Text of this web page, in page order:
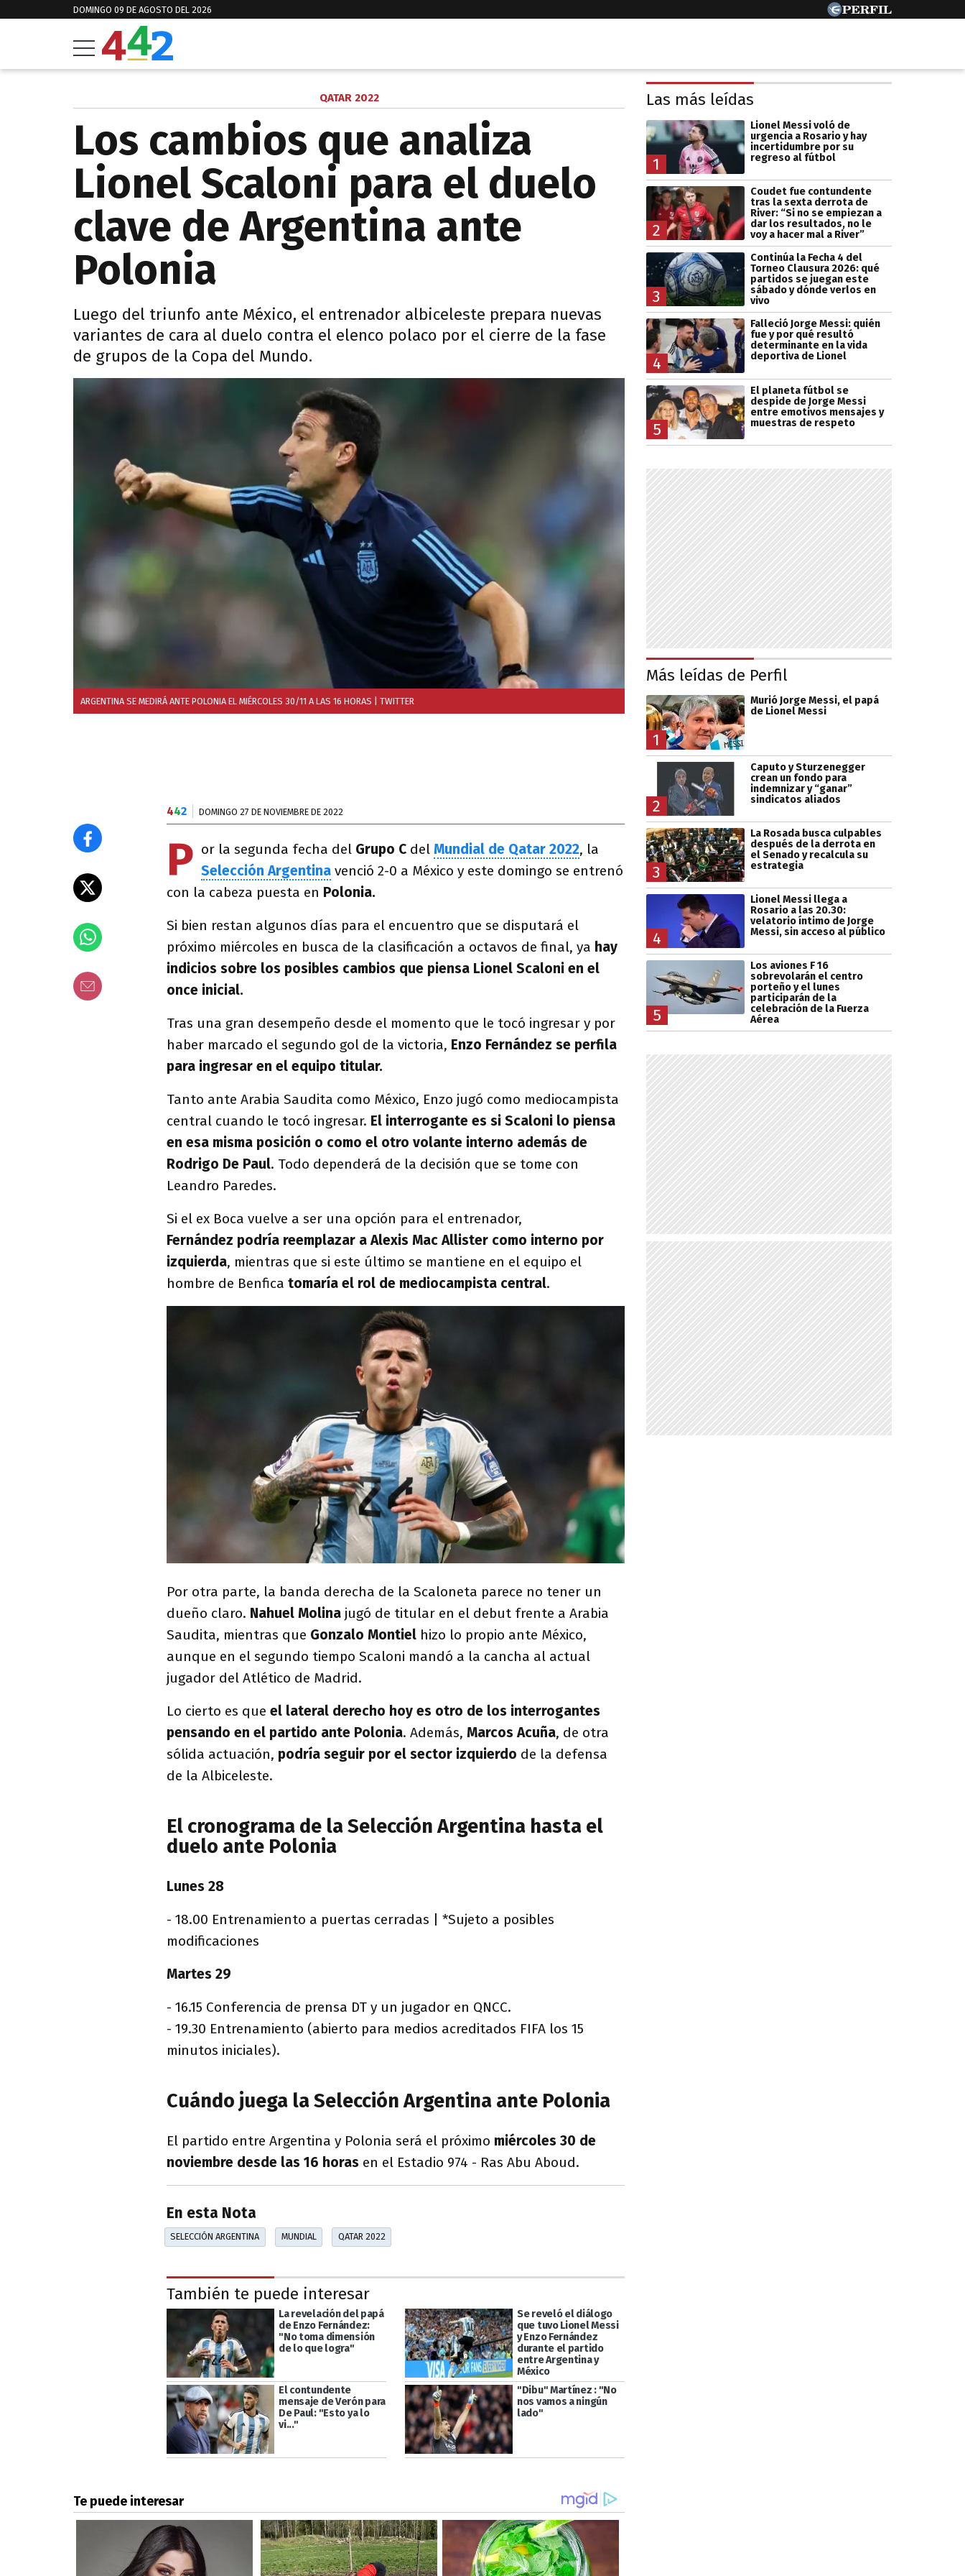
DOMINGO 09 DE AGOSTO DEL 2026
QATAR 2022
Los cambios que analiza
Lionel Scaloni para el duelo
clave de Argentina ante
Polonia
Luego del triunfo ante México, el entrenador albiceleste prepara nuevas
variantes de cara al duelo contra el elenco polaco por el cierre de la fase
de grupos de la Copa del Mundo.
ARGENTINA SE MEDIRÁ ANTE POLONIA EL MIÉRCOLES 30/11 A LAS 16 HORAS | TWITTER
442 DOMINGO 27 DE NOVIEMBRE DE 2022
P or la segunda fecha del Grupo C del Mundial de Qatar 2022, la
Selección Argentina venció 2-0 a México y este domingo se entrenó
con la cabeza puesta en Polonia.
Si bien restan algunos días para el encuentro que se disputará el
próximo miércoles en busca de la clasificación a octavos de final, ya hay
indicios sobre los posibles cambios que piensa Lionel Scaloni en el
once inicial.
Tras una gran desempeño desde el momento que le tocó ingresar y por
haber marcado el segundo gol de la victoria, Enzo Fernández se perfila
para ingresar en el equipo titular.
Tanto ante Arabia Saudita como México, Enzo jugó como mediocampista
central cuando le tocó ingresar. El interrogante es si Scaloni lo piensa
en esa misma posición o como el otro volante interno además de
Rodrigo De Paul. Todo dependerá de la decisión que se tome con
Leandro Paredes.
Si el ex Boca vuelve a ser una opción para el entrenador,
Fernández podría reemplazar a Alexis Mac Allister como interno por
izquierda, mientras que si este último se mantiene en el equipo el
hombre de Benfica tomaría el rol de mediocampista central.
Por otra parte, la banda derecha de la Scaloneta parece no tener un
dueño claro. Nahuel Molina jugó de titular en el debut frente a Arabia
Saudita, mientras que Gonzalo Montiel hizo lo propio ante México,
aunque en el segundo tiempo Scaloni mandó a la cancha al actual
jugador del Atlético de Madrid.
Lo cierto es que el lateral derecho hoy es otro de los interrogantes
pensando en el partido ante Polonia. Además, Marcos Acuña, de otra
sólida actuación, podría seguir por el sector izquierdo de la defensa
de la Albiceleste.
El cronograma de la Selección Argentina hasta el
duelo ante Polonia
Lunes 28
- 18.00 Entrenamiento a puertas cerradas | *Sujeto a posibles
modificaciones
Martes 29
- 16.15 Conferencia de prensa DT y un jugador en QNCC.
- 19.30 Entrenamiento (abierto para medios acreditados FIFA los 15
minutos iniciales).
Cuándo juega la Selección Argentina ante Polonia
El partido entre Argentina y Polonia será el próximo miércoles 30 de
noviembre desde las 16 horas en el Estadio 974 - Ras Abu Aboud.
En esta Nota
SELECCIÓN ARGENTINA MUNDIAL QATAR 2022
También te puede interesar
La revelación del papá
de Enzo Fernández:
"No toma dimensión
de lo que logra"
Se reveló el diálogo
que tuvo Lionel Messi
y Enzo Fernández
durante el partido
entre Argentina y
México
El contundente
mensaje de Verón para
De Paul: "Esto ya lo
vi..."
"Dibu" Martínez : "No
nos vamos a ningún
lado"
Las más leídas
1
Lionel Messi voló de
urgencia a Rosario y hay
incertidumbre por su
regreso al fútbol
2
Coudet fue contundente
tras la sexta derrota de
River: “Si no se empiezan a
dar los resultados, no le
voy a hacer mal a River”
3
Continúa la Fecha 4 del
Torneo Clausura 2026: qué
partidos se juegan este
sábado y dónde verlos en
vivo
4
Falleció Jorge Messi: quién
fue y por qué resultó
determinante en la vida
deportiva de Lionel
5
El planeta fútbol se
despide de Jorge Messi
entre emotivos mensajes y
muestras de respeto
Más leídas de Perfil
1
Murió Jorge Messi, el papá
de Lionel Messi
2
Caputo y Sturzenegger
crean un fondo para
indemnizar y “ganar”
sindicatos aliados
3
La Rosada busca culpables
después de la derrota en
el Senado y recalcula su
estrategia
4
Lionel Messi llega a
Rosario a las 20.30:
velatorio íntimo de Jorge
Messi, sin acceso al público
5
Los aviones F 16
sobrevolarán el centro
porteño y el lunes
participarán de la
celebración de la Fuerza
Aérea